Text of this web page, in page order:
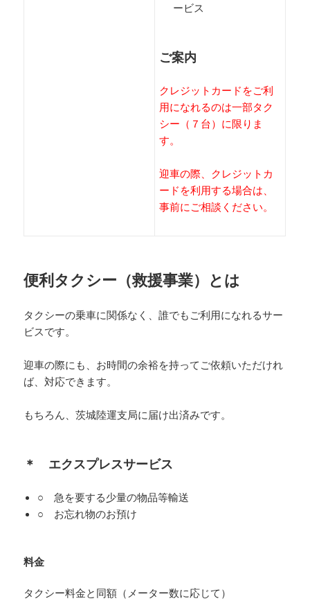
ービス
ご案内
クレジットカードをご利
用になれるのは一部タク
シー（７台）に限りま
す。
迎車の際、クレジットカ
ードを利用する場合は、
事前にご相談ください。
便利タクシー（救援事業）とは
タクシーの乗車に関係なく、誰でもご利用になれるサー
ビスです。
迎車の際にも、お時間の余裕を持ってご依頼いただけれ
ば、対応できます。
もちろん、茨城陸運支局に届け出済みです。
＊ エクスプレスサービス
○ 急を要する少量の物品等輸送
○ お忘れ物のお預け
料金
タクシー料金と同額（メーター数に応じて）